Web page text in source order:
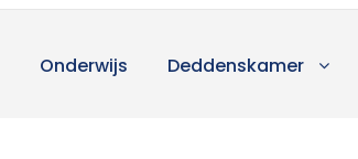
Onderwijs Deddenskamer